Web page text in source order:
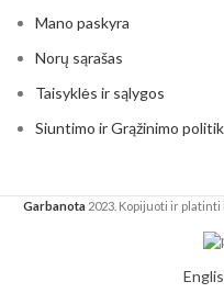
Mano paskyra
Norų sąrašas
Taisyklės ir sąlygos
Siuntimo ir Grąžinimo
Garbanota 2023. Kopijuoti ir